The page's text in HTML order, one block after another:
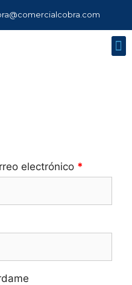
electrónico *